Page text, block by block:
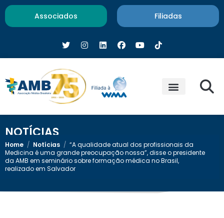
Associados Filiadas
NOTÍCIAS
Home / Notícias / “A qualidade atual dos profissionais da
Medicina é uma grande preocupação nossa”, disse o presidente
da AMB em seminário sobre formação médica no Brasil,
realizado em Salvador